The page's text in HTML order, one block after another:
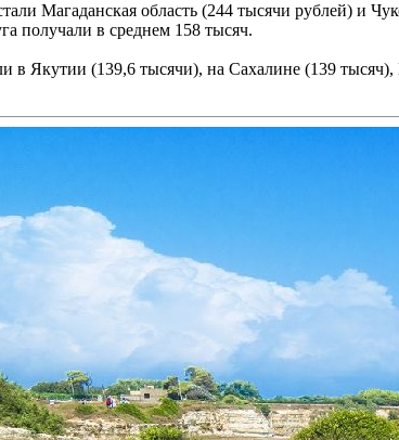
Магаданская область (244 тысячи рублей) и
получали в среднем 158 тысяч.
в Якутии (139,6 тысячи), на Сахалине (139